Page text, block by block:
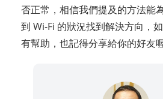
否正常，相信我們提及的方法能
到 Wi-Fi 的狀況找到解決方向，
有幫助，也記得分享給你的好友喔